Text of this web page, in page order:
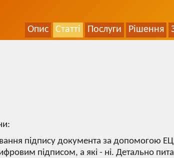
Опис Статті Послуги Рішення
підпису документа за допомогою
підписом, а які - ні. Детально